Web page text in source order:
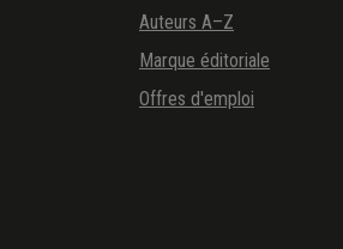
Auteurs A–Z
Marque éditoriale
Offres d'emploi